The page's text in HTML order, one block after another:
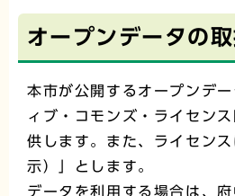
オープンデータの
本市が公開するオープンデ
ィブ・コモンズ・ライセン
供します。また、ライセン
示）」とします。
データを利用する場合は、